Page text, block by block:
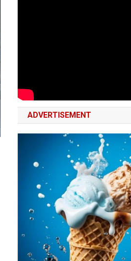
ADVERTISEMENT